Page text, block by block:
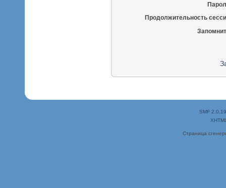
Продолжительность
SMF 2.0.19
Страница